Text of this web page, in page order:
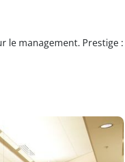
le management. Prestige :